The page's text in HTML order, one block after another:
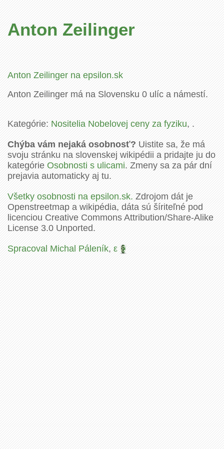
Anton Zeilinger
Anton Zeilinger na epsilon.sk
Anton Zeilinger má na Slovensku 0 ulíc a námestí.
Kategórie:Nositelia Nobelovej ceny za fyziku, .
Chýba vám nejaká osobnosť?Uistite sa, že má
svoju stránku na slovenskej wikipédii a pridajte ju do
kategórieOsobnosti s ulicami. Zmeny sa za pár dní
prejavia automaticky aj tu.
Všetky osobnosti na epsilon.sk.Zdrojom dát je
Openstreetmap a wikipédia, dáta sú šíriteľné pod
licenciou Creative Commons Attribution/Share-Alike
License 3.0 Unported.
Spracoval Michal Páleník,ε